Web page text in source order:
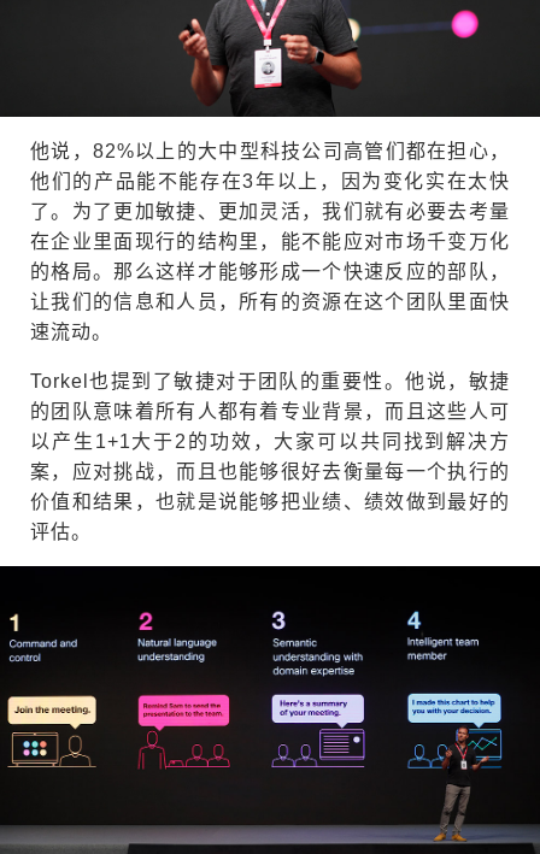
他说，82%以上的大中型科技公司高管们都在担心，
他们的产品能不能存在3年以上，因为变化实在太快
了。为了更加敏捷、更加灵活，我们就有必要去考量
在企业里面现行的结构里，能不能应对市场千变万化
的格局。那么这样才能够形成一个快速反应的部队，
让我们的信息和人员，所有的资源在这个团队里面快
速流动。
Torkel也提到了敏捷对于团队的重要性。他说，敏捷
的团队意味着所有人都有着专业背景，而且这些人可
以产生1+1大于2的功效，大家可以共同找到解决方
案，应对挑战，而且也能够很好去衡量每一个执行的
价值和结果，也就是说能够把业绩、绩效做到最好的
评估。